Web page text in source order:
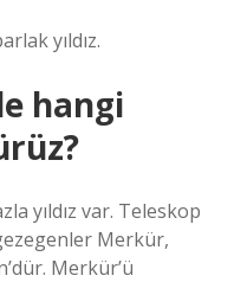
yıldız.
hangi
yıldız var. Teleskop
Merkür,
Merkür’ü